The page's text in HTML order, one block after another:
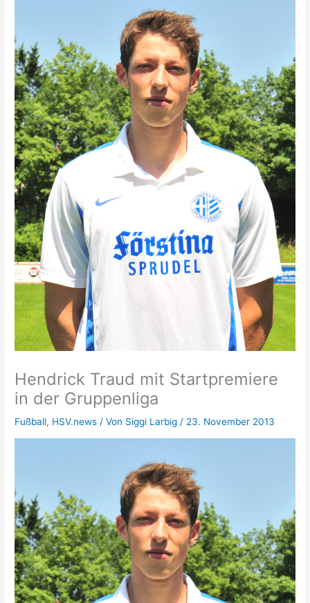
Hendrick Traud mit Startpremiere
in der Gruppenliga
Fußball, HSV.news / Von Siggi Larbig / 23. November 2013